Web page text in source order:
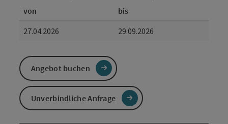
von
bis
27.04.2026
29.09.2026
Angebot buchen
Unverbindliche Anfrage